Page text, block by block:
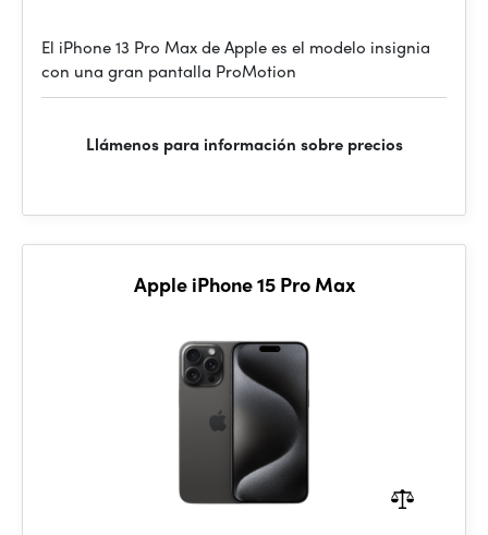
El iPhone 13 Pro Max de Apple es el modelo insignia
con una gran pantalla ProMotion
Llámenos para información sobre precios
Apple iPhone 15 Pro Max